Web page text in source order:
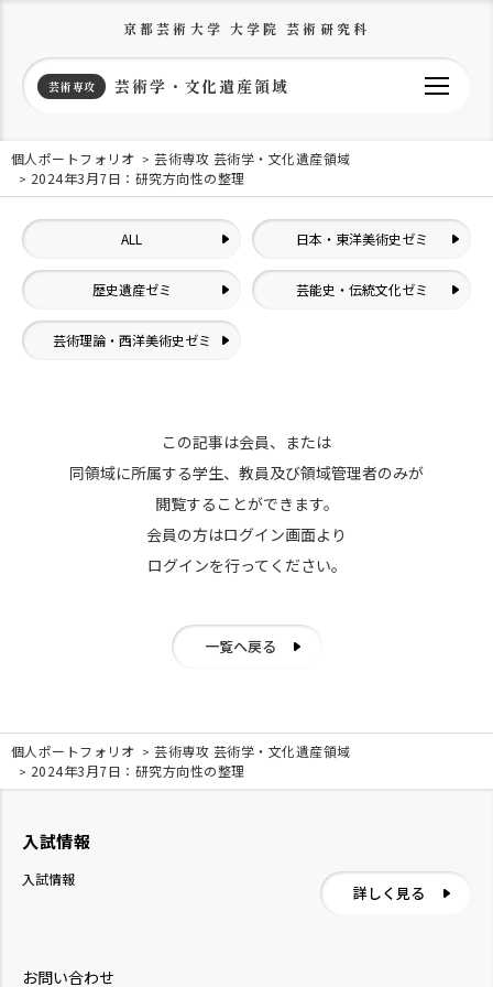
京都芸術大学 大学院 芸術研究科
芸術専攻 芸術学・文化遺産領域
個人ポートフォリオ
芸術専攻 芸術学・文化遺産領域
2024年3月7日：研究方向性の整理
ALL 日本・東洋美術史ゼミ
歴史遺産ゼミ 芸能史・伝統文化ゼミ
芸術理論・西洋美術史ゼミ
この記事は会員、または
同領域に所属する学生、教員及び領域管理者のみが
閲覧することができます。
会員の方はログイン画面より
ログインを行ってください。
一覧へ戻る
個人ポートフォリオ
芸術専攻 芸術学・文化遺産領域
2024年3月7日：研究方向性の整理
お問い合わせ
入試情報
入試情報
詳しく見る